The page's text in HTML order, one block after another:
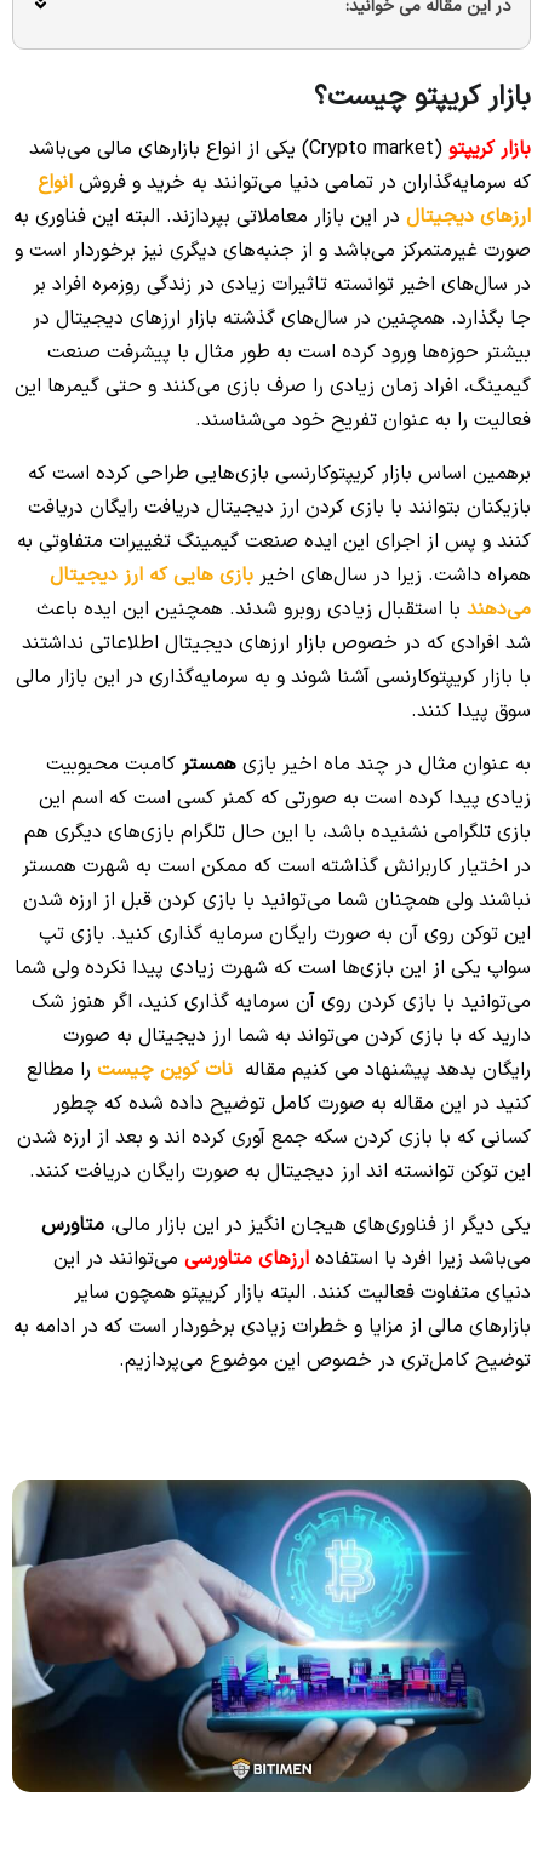
در این مقاله می خوانید:
بازار کریپتو چیست؟
بازار کریپتو
(Crypto market) یکی از انواع بازارهای مالی می‌باشد
که سرمایه‌گذاران در تمامی دنیا می‌توانند به خرید و فروش انواع
ارزهای دیجیتال در این بازار معاملاتی بپردازند. البته این فناوری به
صورت غیرمتمرکز می‌باشد و از جنبه‌های دیگری نیز برخوردار است و
در سال‌های اخیر توانسته تاثیرات زیادی در زندگی روزمره افراد بر
جا بگذارد. همچنین در سال‌های گذشته بازار ارزهای دیجیتال در
بیشتر حوزه‌ها ورود کرده است به طور مثال با پیشرفت صنعت
گیمینگ، افراد زمان زیادی را صرف بازی می‌کنند و حتی گیمرها این
فعالیت را به عنوان تفریح خود می‌شناسند.
برهمین اساس بازار کریپتوکارنسی بازی‌هایی طراحی کرده است که
بازیکنان بتوانند با بازی کردن ارز دیجیتال دریافت رایگان دریافت
کنند و پس از اجرای این ایده صنعت گیمینگ تغییرات متفاوتی به
همراه داشت. زیرا در سال‌های اخیر بازی هایی که ارز دیجیتال
می‌دهند با استقبال زیادی روبرو شدند. همچنین این ایده باعث
شد افرادی که در خصوص بازار ارزهای دیجیتال اطلاعاتی نداشتند
با بازار کریپتوکارنسی آشنا شوند و به سرمایه‌گذاری در این بازار مالی
سوق پیدا کنند.
به عنوان مثال در چند ماه اخیر بازی همستر کامبت محبوبیت
زیادی پیدا کرده است به صورتی که کمنر کسی است که اسم این
بازی تلگرامی نشنیده باشد، با این حال تلگرام بازی‌های دیگری هم
در اختیار کاربرانش گذاشته است که ممکن است به شهرت همستر
نباشند ولی همچنان شما می‌توانید با بازی کردن قبل از ارزه شدن
این توکن روی آن به صورت رایگان سرمایه گذاری کنید. بازی تپ
سواپ یکی از این بازی‌ها است که شهرت زیادی پیدا نکرده ولی شما
می‌توانید با بازی کردن روی آن سرمایه گذاری کنید، اگر هنوز شک
دارید که با بازی کردن می‌تواند به شما ارز دیجیتال به صورت
رایگان بدهد پیشنهاد می کنیم مقاله نات کوین چیست را مطالع
کنید در این مقاله به صورت کامل توضیح داده شده که چطور
کسانی که با بازی کردن سکه جمع آوری کرده اند و بعد از ارزه شدن
این توکن توانسته اند ارز دیجیتال به صورت رایگان دریافت کنند.
یکی دیگر از فناوری‌های هیجان انگیز در این بازار مالی، متاورس
می‌باشد زیرا افرد با استفاده ارزهای متاورسی می‌توانند در این
دنیای متفاوت فعالیت کنند. البته بازار کریپتو همچون سایر
بازارهای مالی از مزایا و خطرات زیادی برخوردار است که در ادامه به
توضیح کامل‌تری در خصوص این موضوع می‌پردازیم.